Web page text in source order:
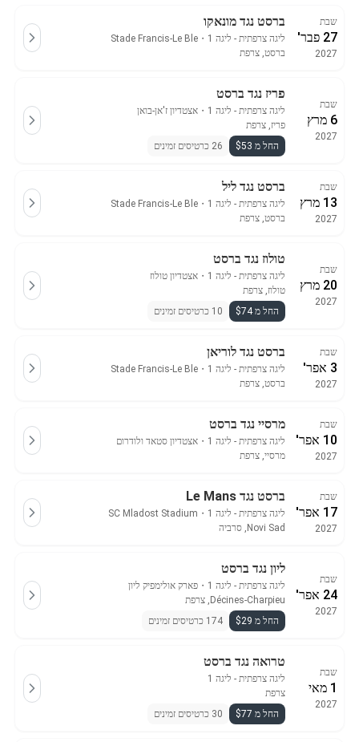
שבת
27 פבר'
2027
ברסט נגד מונאקו
ליגה צרפתית - ליגה 1 ・
Stade Francis-Le Ble
ברסט, צרפת
שבת
6 מרץ
2027
פריז נגד ברסט
ליגה צרפתית - ליגה 1 ・ אצטדיון ז'אן-בואן
פריז, צרפת
החל מ $53
26 כרטיסים זמינים
שבת
13 מרץ
2027
ברסט נגד ליל
ליגה צרפתית - ליגה 1 ・
Stade Francis-Le Ble
ברסט, צרפת
שבת
20 מרץ
2027
טולוז נגד ברסט
ליגה צרפתית - ליגה 1 ・ אצטדיון טולוז
טולוז, צרפת
החל מ $74
10 כרטיסים זמינים
שבת
3 אפר'
2027
ברסט נגד לוריאן
ליגה צרפתית - ליגה 1 ・
Stade Francis-Le Ble
ברסט, צרפת
שבת
10 אפר'
2027
מרסיי נגד ברסט
ליגה צרפתית - ליגה 1 ・ אצטדיון סטאד ולודרום
מרסיי, צרפת
שבת
17 אפר'
2027
ברסט נגד Le Mans
ליגה צרפתית - ליגה 1 ・
SC Mladost Stadium
Novi Sad, סרביה
שבת
24 אפר'
2027
ליון נגד ברסט
ליגה צרפתית - ליגה 1 ・ פארק אולימפיק ליון
Décines-Charpieu, צרפת
החל מ $29
174 כרטיסים זמינים
שבת
1 מאי
2027
טרואה נגד ברסט
ליגה צרפתית - ליגה 1
צרפת
החל מ $77
30 כרטיסים זמינים